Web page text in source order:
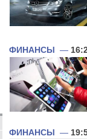
ФИНАНСЫ —
ФИНАНСЫ —